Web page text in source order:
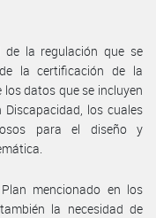
de la regulación que se
la certificación de la
datos que se incluyen
los cuales
para el diseño y
mencionado en los
la necesidad de